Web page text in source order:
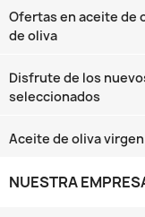
Ofertas en aceite de
de oliva
Disfrute de los
seleccionados
Aceite de oliva
NUESTRA